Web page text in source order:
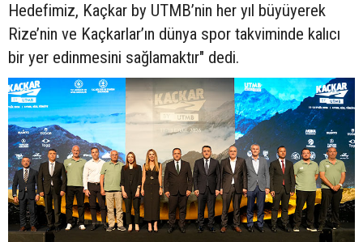
Hedefimiz, Kaçkar by UTMB’nin her yıl büyüyerek
Rize’nin ve Kaçkarlar’ın dünya spor takviminde kalıcı
bir yer edinmesini sağlamaktır" dedi.